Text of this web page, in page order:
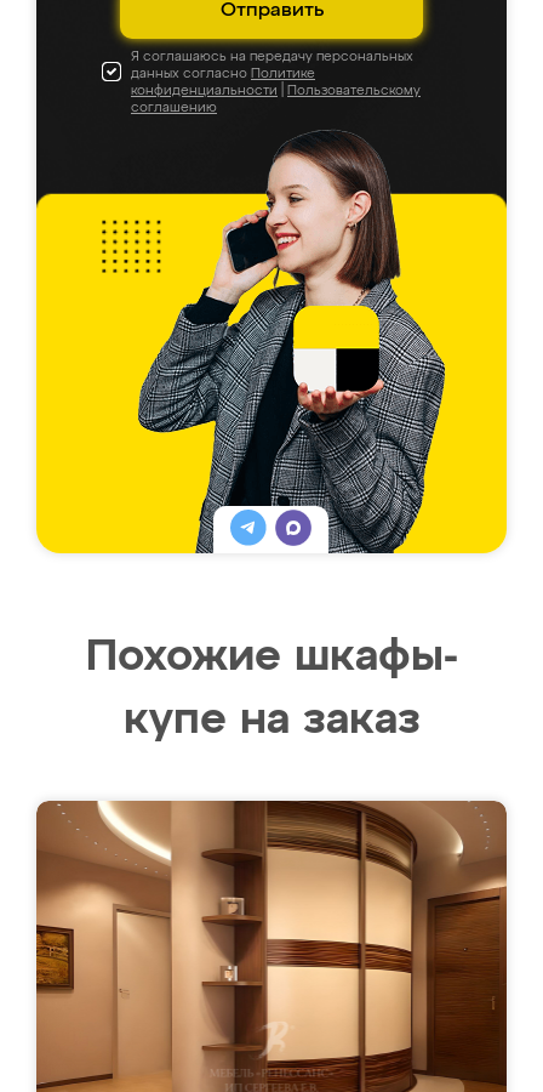
Отправить
Я соглашаюсь на передачу персональных
данных согласно Политике
конфиденциальности
Пользовательскому
соглашению
Похожие шкафы-
купе на заказ